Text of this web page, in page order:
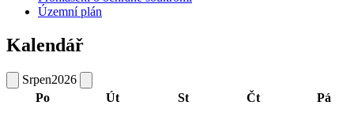
Územní plán
Kalendář
Srpen2026
Po
Út St Čt Pá